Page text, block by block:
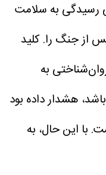
رسیدگی به سلامت
از جنگ را.کلید
به
هشدار داده بود
با این حال، به